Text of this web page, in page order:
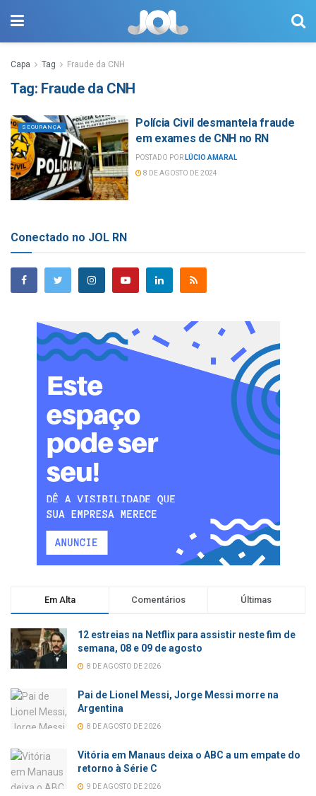
Capa Tag Fraude da CNH
Tag: Fraude da CNH
SEGURANÇA
Polícia Civil desmantela fraude
em exames de CNH no RN
POSTADO POR LÚCIO AMARAL
8 DE AGOSTO DE 2024
Conectado no JOL RN
Em Alta Comentários Últimas
12 estreias na Netflix para assistir neste fim de
semana, 08 e 09 de agosto
8 DE AGOSTO DE 2026
Pai de Lionel Messi, Jorge Messi morre na
Argentina
8 DE AGOSTO DE 2026
Vitória em Manaus deixa o ABC a um empate do
retorno à Série C
9 DE AGOSTO DE 2026